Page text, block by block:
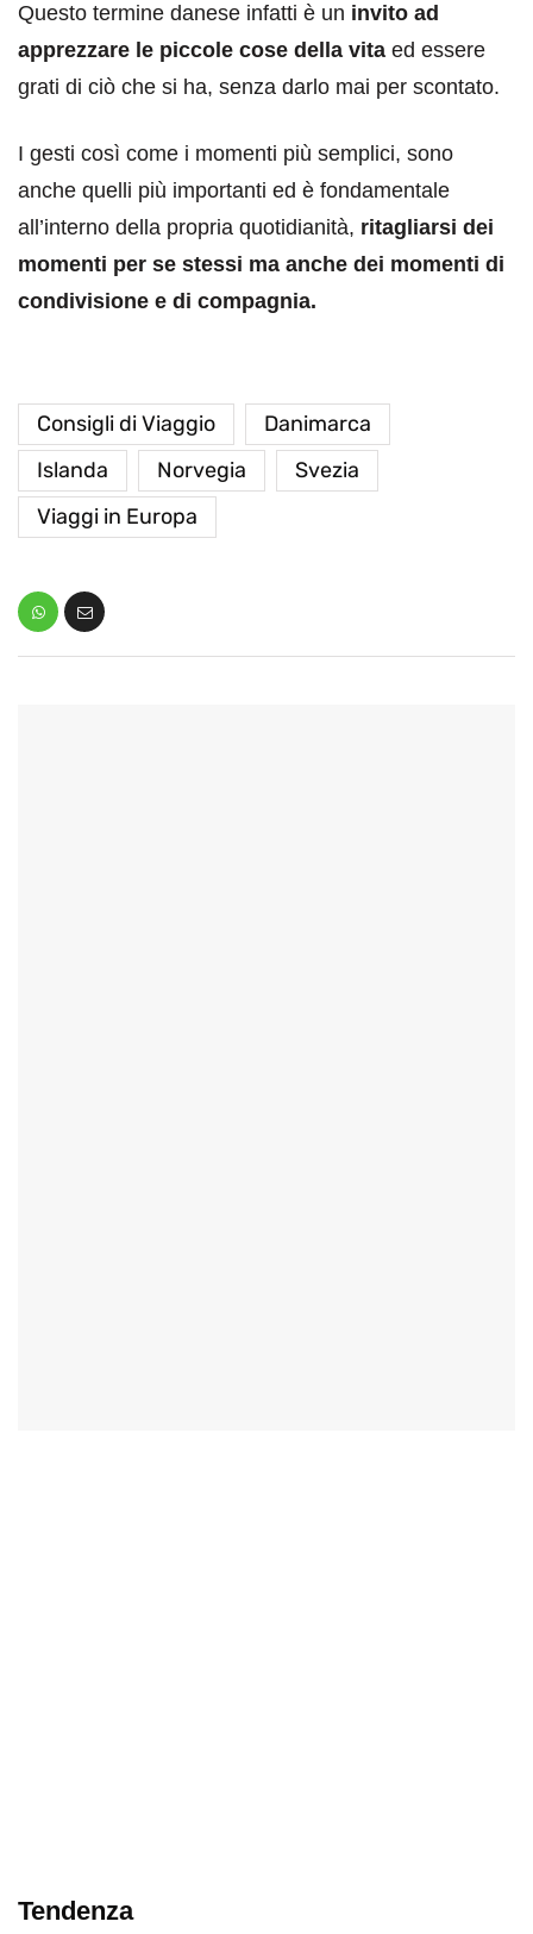
Questo termine danese infatti è un invito ad
apprezzare le piccole cose della vita ed essere
grati di ciò che si ha, senza darlo mai per scontato.
I gesti così come i momenti più semplici, sono
anche quelli più importanti ed è fondamentale
all’interno della propria quotidianità, ritagliarsi dei
momenti per se stessi ma anche dei momenti di
condivisione e di compagnia.
Consigli di Viaggio
Danimarca
Islanda
Norvegia
Svezia
Viaggi in Europa
Tendenza